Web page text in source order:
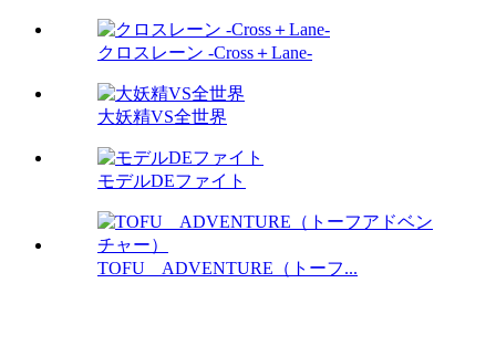
クロスレーン -Cross＋Lane-
大妖精VS全世界
モデルDEファイト
TOFU ADVENTURE（トーフ...